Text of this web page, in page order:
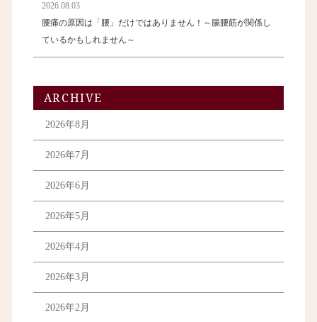
2026.08.03
腰痛の原因は「腰」だけではありません！～腸腰筋が関係し
ているかもしれません～
ARCHIVE
2026年8月
2026年7月
2026年6月
2026年5月
2026年4月
2026年3月
2026年2月